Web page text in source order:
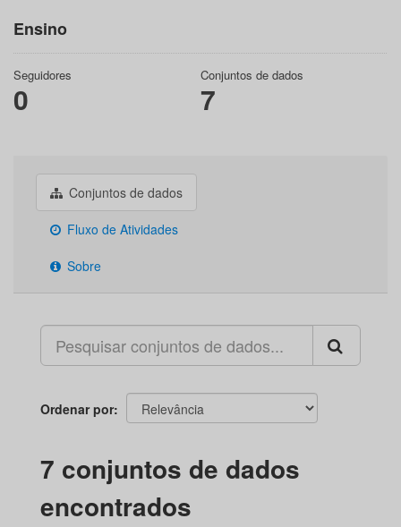
Ensino
Seguidores
0
Conjuntos de dados
7
Conjuntos de dados
Fluxo de Atividades
Sobre
Ordenar por
7 conjuntos de dados
encontrados